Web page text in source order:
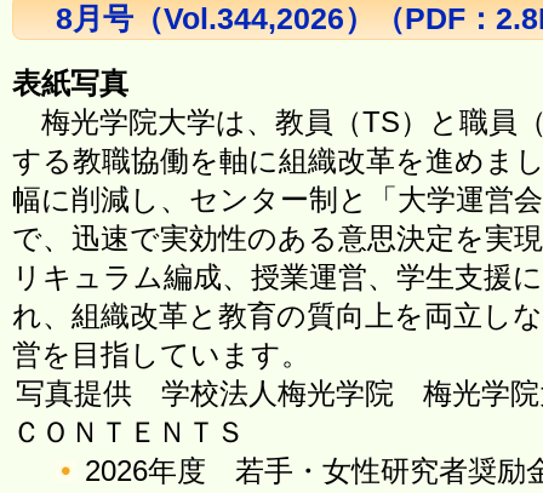
8月号（Vol.344,2026）（PDF：
表紙写真
梅光学院大学は、教員（TS）と職員
する教職協働を軸に組織改革を進めま
幅に削減し、センター制と「大学運営
で、迅速で実効性のある意思決定を実
リキュラム編成、授業運営、学生支援
れ、組織改革と教育の質向上を両立し
営を目指しています。
写真提供 学校法人梅光学院 梅光学院
ＣＯＮＴＥＮＴＳ
2026年度 若手・女性研究者奨